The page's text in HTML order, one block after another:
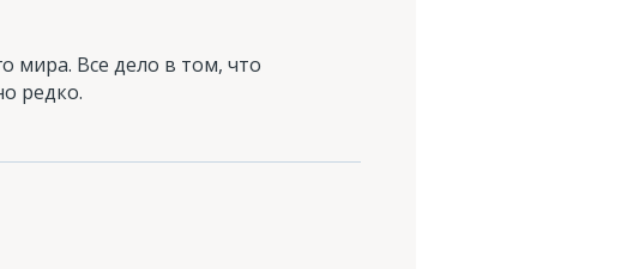
мира. Все дело в том, что
редко.